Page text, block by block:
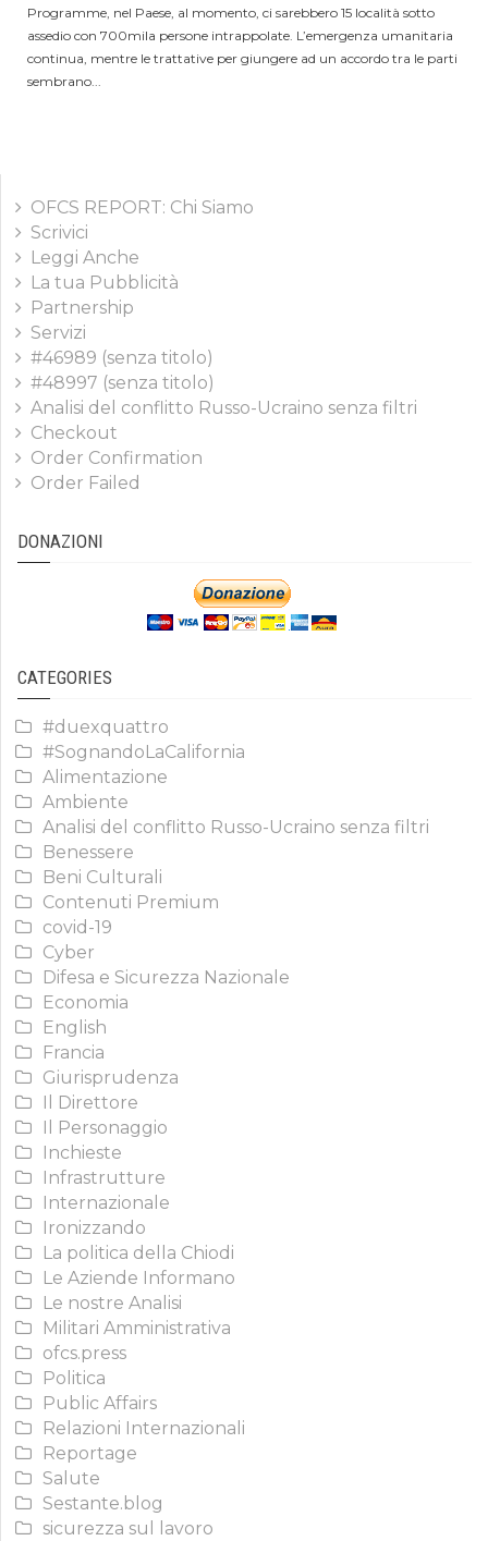
Programme, nel Paese, al momento, ci sarebbero 15 località sotto
assedio con 700mila persone intrappolate. L’emergenza umanitaria
continua, mentre le trattative per giungere ad un accordo tra le parti
sembrano...
OFCS REPORT: Chi Siamo
Scrivici
Leggi Anche
La tua Pubblicità
Partnership
Servizi
#46989 (senza titolo)
#48997 (senza titolo)
Analisi del conflitto Russo-Ucraino senza filtri
Checkout
Order Confirmation
Order Failed
DONAZIONI
CATEGORIES
#duexquattro
#SognandoLaCalifornia
Alimentazione
Ambiente
Analisi del conflitto Russo-Ucraino senza filtri
Benessere
Beni Culturali
Contenuti Premium
covid-19
Cyber
Difesa e Sicurezza Nazionale
Economia
English
Francia
Giurisprudenza
Il Direttore
Il Personaggio
Inchieste
Infrastrutture
Internazionale
Ironizzando
La politica della Chiodi
Le Aziende Informano
Le nostre Analisi
Militari Amministrativa
ofcs.press
Politica
Public Affairs
Relazioni Internazionali
Reportage
Salute
Sestante.blog
sicurezza sul lavoro